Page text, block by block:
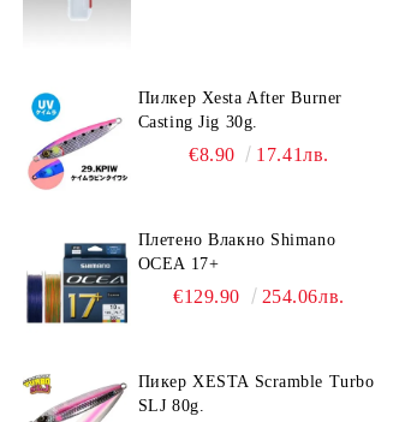
Пилкер Xesta After Burner
Casting Jig 30g.
€8.90 17.41лв.
Плетено Влакно Shimano
OCEA 17+
€129.90 254.06лв.
Пикер XESTA Scramble Turbo
SLJ 80g.